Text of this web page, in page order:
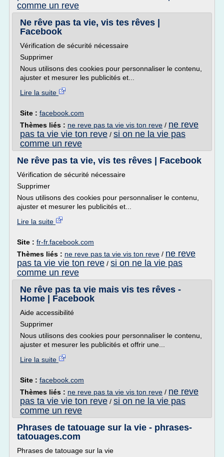
comme un reve
Ne rêve pas ta vie, vis tes rêves |
Facebook
Vérification de sécurité nécessaire
Supprimer
Nous utilisons des cookies pour personnaliser le contenu,
ajuster et mesurer les publicités et...
Lire la suite
Site : facebook.com
Thèmes liés : ne reve pas ta vie vis ton reve / ne reve
pas ta vie vie ton reve / si on ne la vie pas
comme un reve
Ne rêve pas ta vie, vis tes rêves | Facebook
Vérification de sécurité nécessaire
Supprimer
Nous utilisons des cookies pour personnaliser le contenu,
ajuster et mesurer les publicités et...
Lire la suite
Site : fr-fr.facebook.com
Thèmes liés : ne reve pas ta vie vis ton reve / ne reve
pas ta vie vie ton reve / si on ne la vie pas
comme un reve
Ne rêve pas ta vie mais vis tes rêves -
Home | Facebook
Aide accessibilité
Supprimer
Nous utilisons des cookies pour personnaliser le contenu,
ajuster et mesurer les publicités et offrir une...
Lire la suite
Site : facebook.com
Thèmes liés : ne reve pas ta vie vis ton reve / ne reve
pas ta vie vie ton reve / si on ne la vie pas
comme un reve
Phrases de tatouage sur la vie - phrases-
tatouages.com
Phrases de tatouage sur la vie